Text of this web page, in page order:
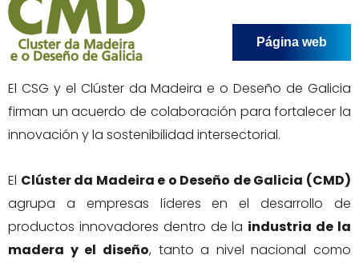
Página web
El CSG y el Clúster da Madeira e o Deseño de Galicia
firman un acuerdo de colaboración para fortalecer la
innovación y la sostenibilidad intersectorial.
El Clúster da Madeira e o Deseño de Galicia (CMD)
agrupa a empresas líderes en el desarrollo de
productos innovadores dentro de la industria de la
madera y el diseño, tanto a nivel nacional como